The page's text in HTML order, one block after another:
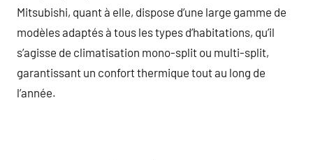
Mitsubishi, quant à elle, dispose d’une large gamme de
modèles adaptés à tous les types d’habitations, qu’il
s’agisse de climatisation mono-split ou multi-split,
garantissant un confort thermique tout au long de
l’année.